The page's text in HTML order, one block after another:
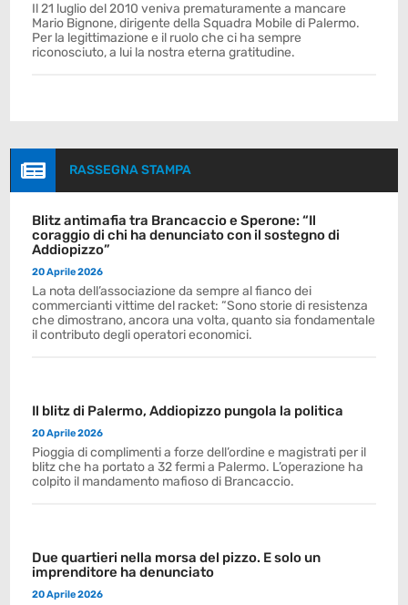
Il 21 luglio del 2010 veniva prematuramente a mancare
Mario Bignone, dirigente della Squadra Mobile di Palermo.
Per la legittimazione e il ruolo che ci ha sempre
riconosciuto, a lui la nostra eterna gratitudine.
 RASSEGNA STAMPA
Blitz antimafia tra Brancaccio e Sperone: “Il
coraggio di chi ha denunciato con il sostegno di
Addiopizzo”
20 Aprile 2026
La nota dell’associazione da sempre al fianco dei
commercianti vittime del racket: “Sono storie di resistenza
che dimostrano, ancora una volta, quanto sia fondamentale
il contributo degli operatori economici.
Il blitz di Palermo, Addiopizzo pungola la politica
20 Aprile 2026
Pioggia di complimenti a forze dell’ordine e magistrati per il
blitz che ha portato a 32 fermi a Palermo. L’operazione ha
colpito il mandamento mafioso di Brancaccio.
Due quartieri nella morsa del pizzo. E solo un
imprenditore ha denunciato
20 Aprile 2026